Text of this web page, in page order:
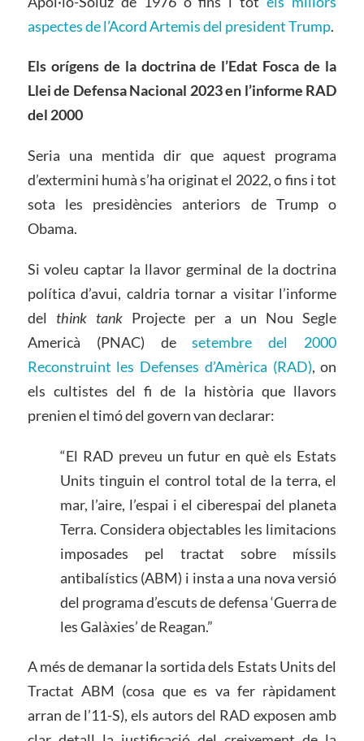
aspectes de l’Acord Artemis del president Trump.
Els orígens de la doctrina de l’Edat Fosca de la
Llei de Defensa Nacional 2023en l’informe RAD
del 2000
Seria una mentida dir que aquest programa
d’extermini humà s’ha originat el 2022, o fins i tot
sota les presidències anteriors de Trump o
Obama.
Si voleu captar la llavor germinal de la doctrina
política d’avui, caldria tornar a visitar l’informe
del think tankProjecte per a un Nou Segle
Americà (PNAC) desetembre del 2000
Reconstruint les Defenses d’Amèrica (RAD), on
els cultistes del fi de la història que llavors
prenien el timó del govern van declarar:
“El RAD preveu un futur en què els Estats
Units tinguin el control total de la terra, el
mar, l’aire, l’espai i el ciberespai del planeta
Terra. Considera objectables les limitacions
imposades pel tractat sobre míssils
antibalístics (ABM) i insta a una nova versió
del programa d’escuts de defensa ‘Guerra de
les Galàxies’ de Reagan.”
A més de demanar la sortida dels Estats Units del
Tractat ABM (cosa que es va fer ràpidament
arran de l’11-S), els autors del RAD exposen amb